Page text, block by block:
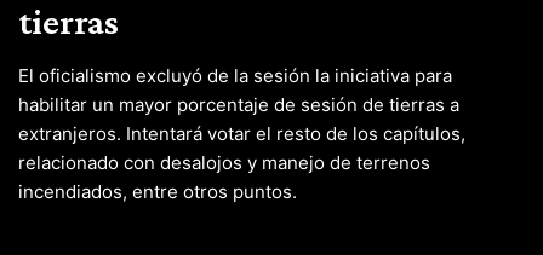
tierras
El oficialismo excluyó de la sesión la iniciativa para
habilitar un mayor porcentaje de sesión de tierras a
extranjeros. Intentará votar el resto de los capítulos,
relacionado con desalojos y manejo de terrenos
incendiados, entre otros puntos.